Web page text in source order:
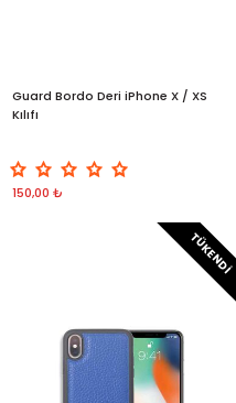
Guard Bordo Deri iPhone X / XS
Kılıfı
150,00 ₺
TÜKENDI